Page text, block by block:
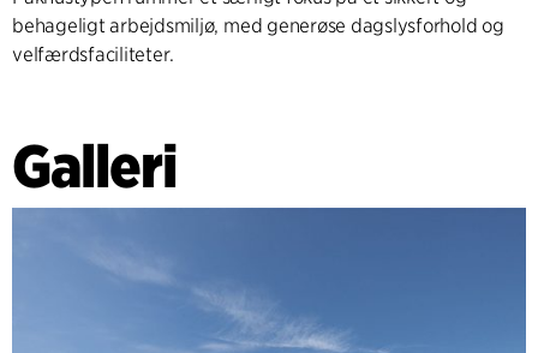
behageligt arbejdsmiljø, med generøse dagslysforhold og
velfærdsfaciliteter.
Galleri